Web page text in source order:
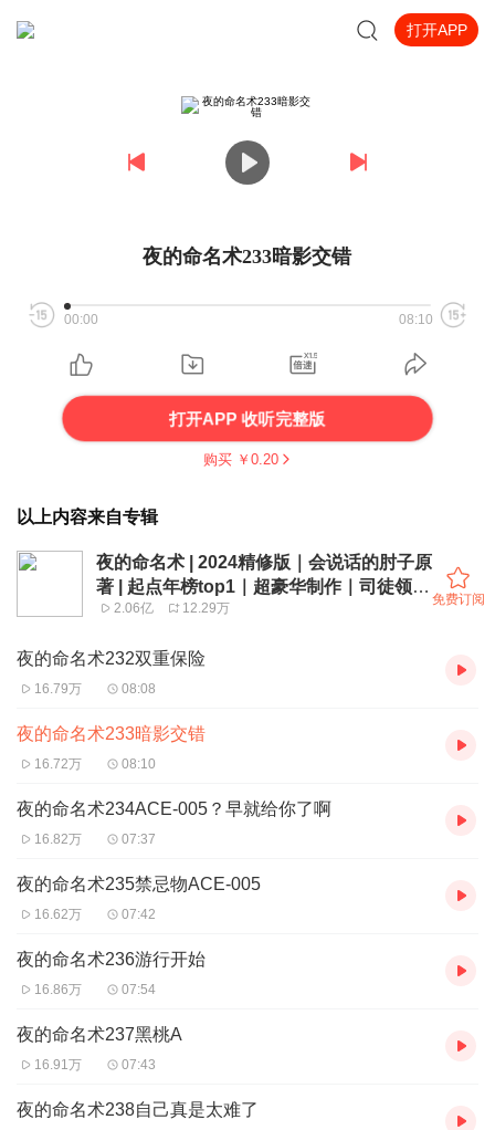
打开APP
夜的命名术233暗影交错
00:00 08:10
打开APP 收听完整版
购买 ￥ 0.20
以上内容来自专辑
夜的命名术 | 2024精修版｜会说话的肘子原
著 | 起点年榜top1｜超豪华制作｜司徒领衔
多人有声剧
2.06亿 12.29万
免费订阅
夜的命名术232双重保险
16.79万 08:08
夜的命名术233暗影交错
16.72万 08:10
夜的命名术234ACE-005？早就给你了啊
16.82万 07:37
夜的命名术235禁忌物ACE-005
16.62万 07:42
夜的命名术236游行开始
16.86万 07:54
夜的命名术237黑桃A
16.91万 07:43
夜的命名术238自己真是太难了